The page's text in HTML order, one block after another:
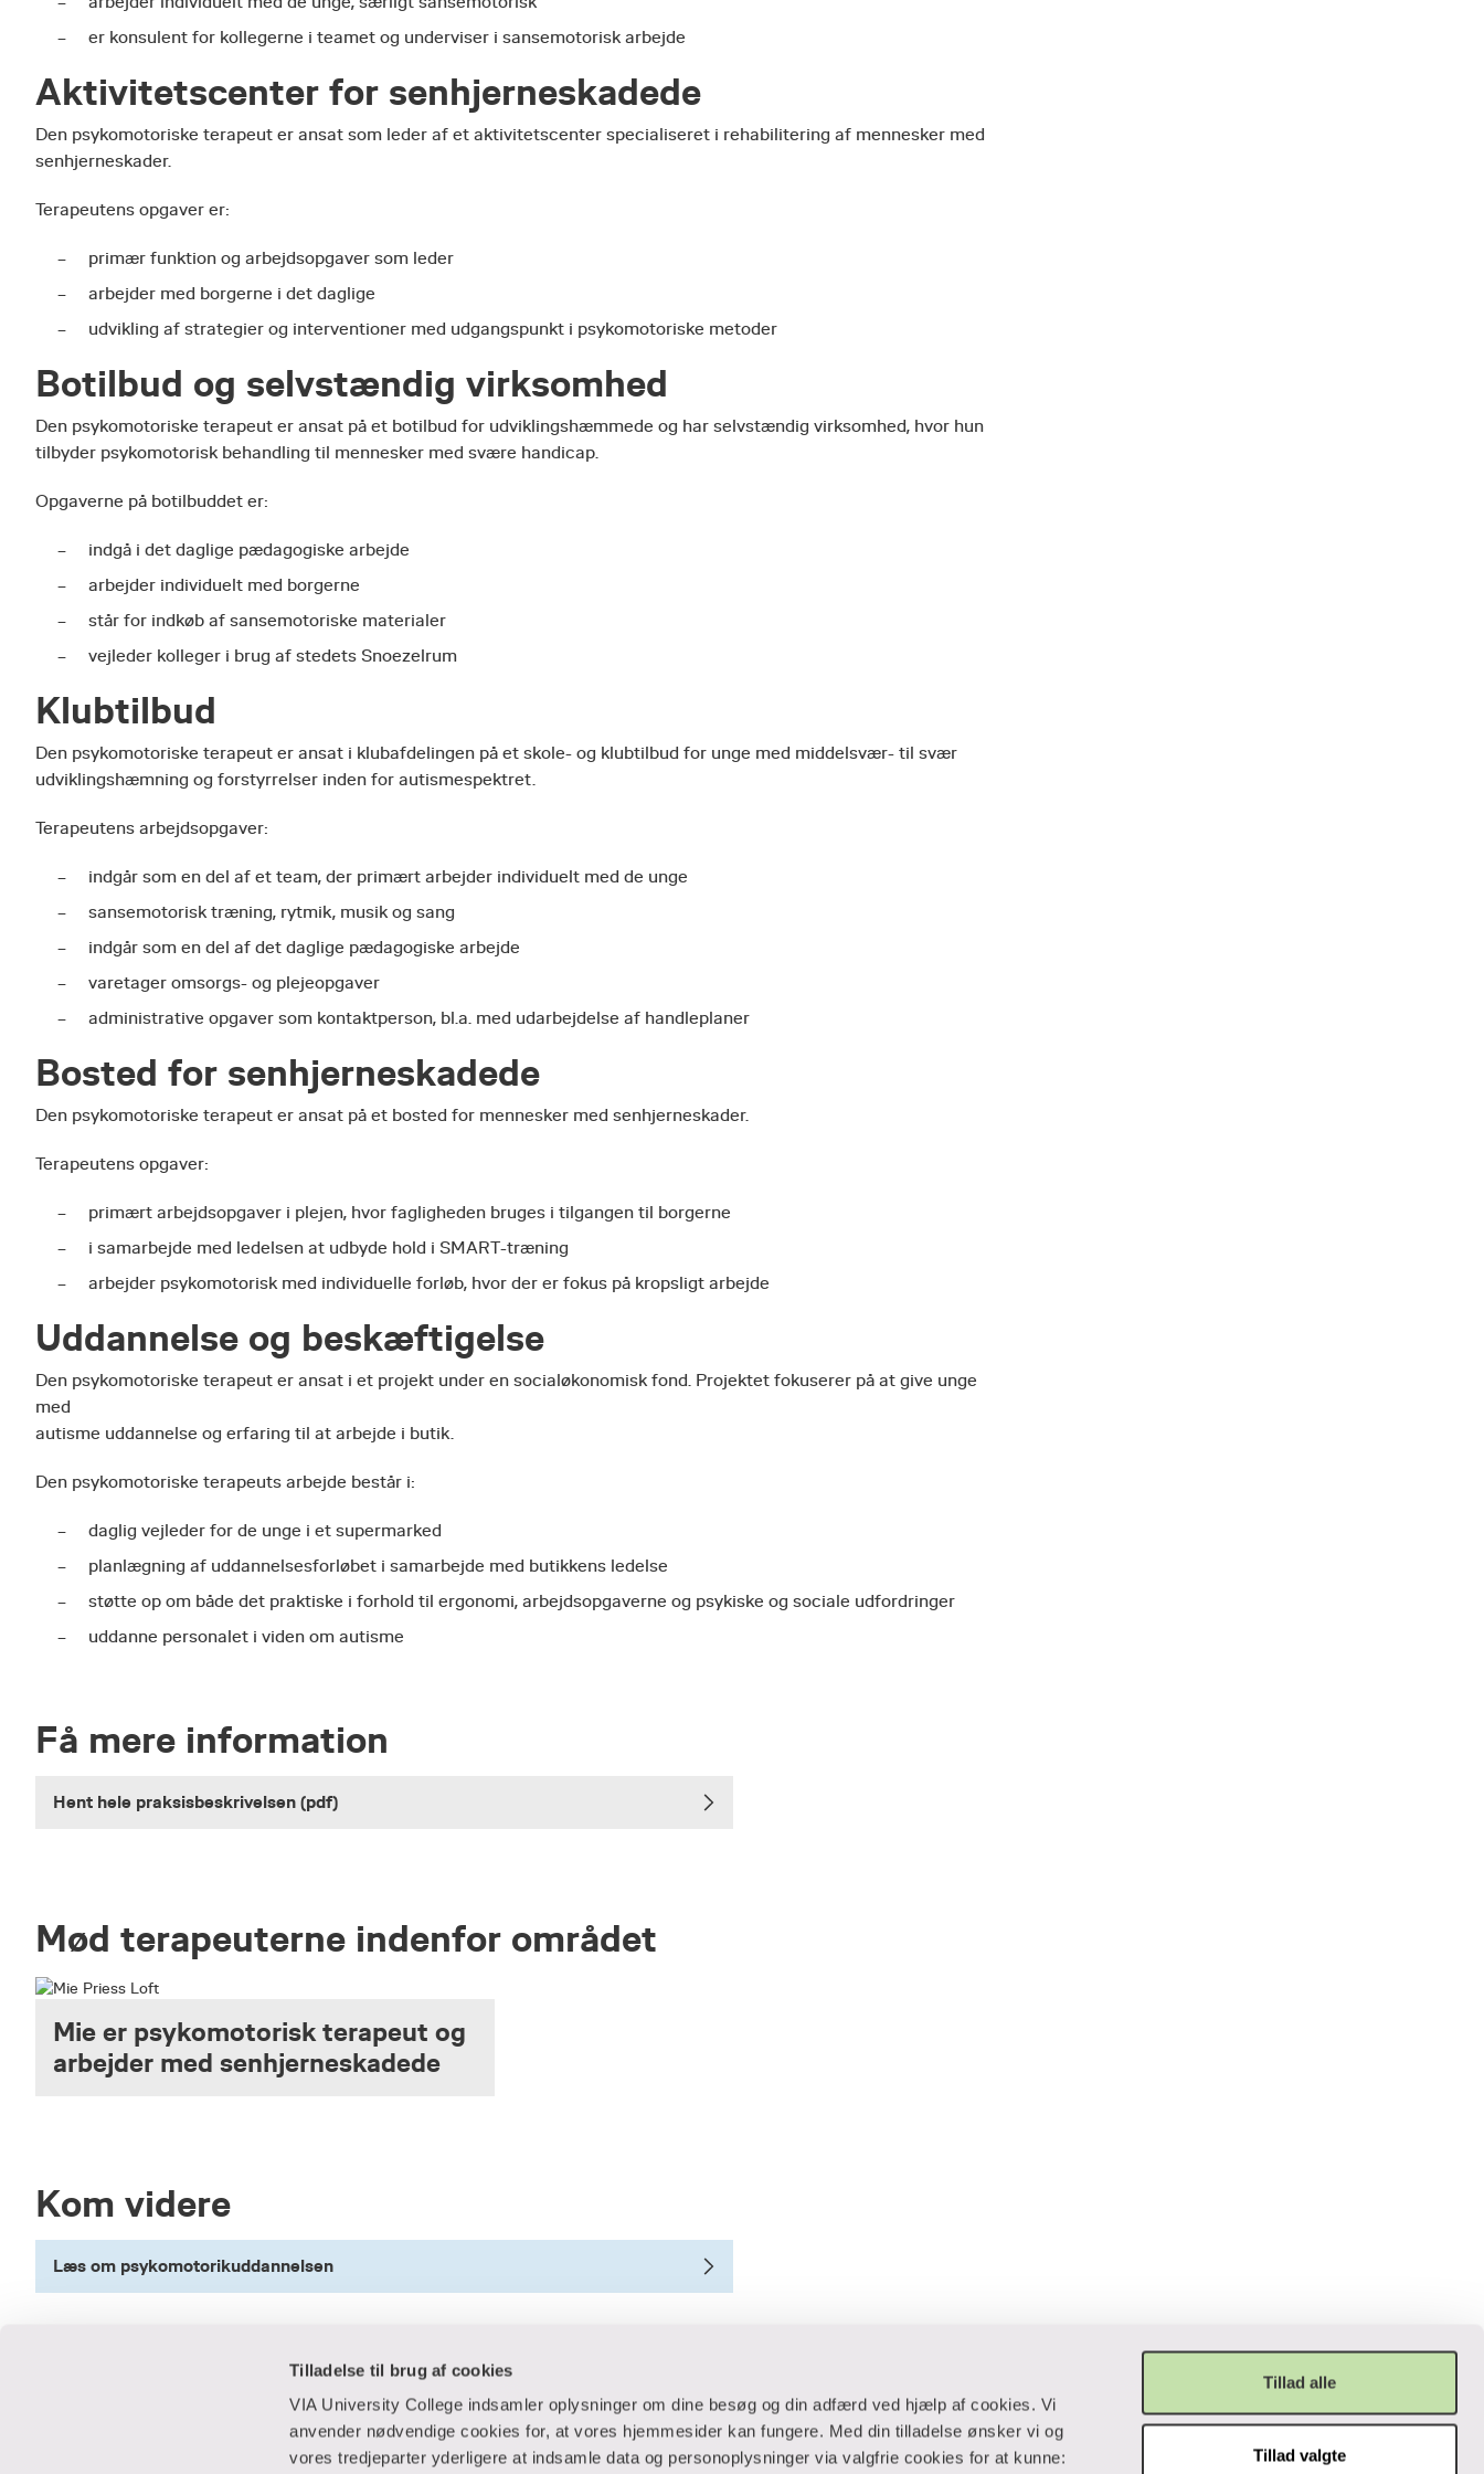
Tilladelse til brug af cookies
VIA University College indsamler oplysninger om dine besøg og din adfærd ved hjælp af cookies. Vi
anvender nødvendige cookies for, at vores hjemmesider kan fungere. Med din tilladelse ønsker vi og
vores tredjeparter yderligere at indsamle data og personoplysninger via valgfrie cookies for at kunne:
Tillad alle
Tillad valgte
er konsulent for kollegerne i teamet og underviser i sansemotorisk arbejde
Aktivitetscenter for senhjerneskadede
Den psykomotoriske terapeut er ansat som leder af et aktivitetscenter specialiseret i rehabilitering af mennesker med
senhjerneskader.
Terapeutens opgaver er:
primær funktion og arbejdsopgaver som leder
arbejder med borgerne i det daglige
udvikling af strategier og interventioner med udgangspunkt i psykomotoriske metoder
Botilbud og selvstændig virksomhed
Den psykomotoriske terapeut er ansat på et botilbud for udviklingshæmmede og har selvstændig virksomhed, hvor hun
tilbyder psykomotorisk behandling til mennesker med svære handicap.
Opgaverne på botilbuddet er:
indgå i det daglige pædagogiske arbejde
arbejder individuelt med borgerne
står for indkøb af sansemotoriske materialer
vejleder kolleger i brug af stedets Snoezelrum
Klubtilbud
Den psykomotoriske terapeut er ansat i klubafdelingen på et skole- og klubtilbud for unge med middelsvær- til svær
udviklingshæmning og forstyrrelser inden for autismespektret.
Terapeutens arbejdsopgaver:
indgår som en del af et team, der primært arbejder individuelt med de unge
sansemotorisk træning, rytmik, musik og sang
indgår som en del af det daglige pædagogiske arbejde
varetager omsorgs- og plejeopgaver
administrative opgaver som kontaktperson, bl.a. med udarbejdelse af handleplaner
Bosted for senhjerneskadede
Den psykomotoriske terapeut er ansat på et bosted for mennesker med senhjerneskader.
Terapeutens opgaver:
primært arbejdsopgaver i plejen, hvor fagligheden bruges i tilgangen til borgerne
i samarbejde med ledelsen at udbyde hold i SMART-træning
arbejder psykomotorisk med individuelle forløb, hvor der er fokus på kropsligt arbejde
Uddannelse og beskæftigelse
Den psykomotoriske terapeut er ansat i et projekt under en socialøkonomisk fond. Projektet fokuserer på at give unge
med
autisme uddannelse og erfaring til at arbejde i butik.
Den psykomotoriske terapeuts arbejde består i:
daglig vejleder for de unge i et supermarked
planlægning af uddannelsesforløbet i samarbejde med butikkens ledelse
støtte op om både det praktiske i forhold til ergonomi, arbejdsopgaverne og psykiske og sociale udfordringer
uddanne personalet i viden om autisme
Få mere information
Hent hele praksisbeskrivelsen (pdf)
Mød terapeuterne indenfor området
Mie er psykomotorisk terapeut og
arbejder med senhjerneskadede
Kom videre
Læs om psykomotorikuddannelsen